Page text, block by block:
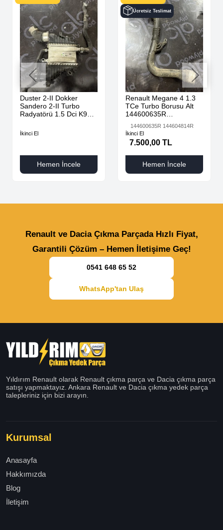
Duster 2-II Dokker
Sandero 2-II Turbo
Radyatörü 1.5 Dci K9K
144967867R-
İkinci El
Hemen İncele
Ücretsiz Teslimat
Renault Megane 4 1.3
TCe Turbo Borusu Alt
144600635R
144600635R 144604814R
İkinci El
7.500,00 TL
Hemen İncele
Renault ve Dacia Çıkma Parçada Hızlı Fiyat,
Garantili Çözüm – Hemen İletişime Geç!
0541 648 65 52
WhatsApp'tan Ulaş
Yıldırım Renault olarak Renault çıkma parça ve Dacia çıkma parça
satışı yapmaktayız. Ankara Renault ve Dacia çıkma yedek parça
talepleriniz için bizi arayın.
Kurumsal
Anasayfa
Hakkımızda
Blog
İletişim